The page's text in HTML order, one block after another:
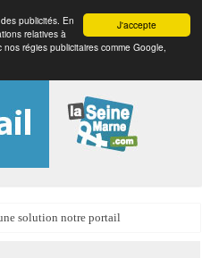
J'accepte
publicités. En
relatives à
régies publicitaires comme Google,
solution notre portail